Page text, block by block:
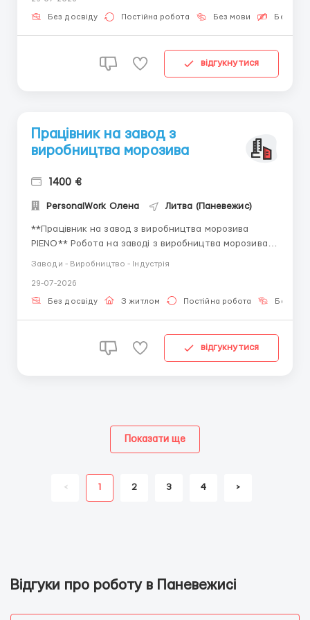
год — денна зміна • 6 €/год — нічна зміна На місяць:
220–240 годин Графік роботи: • Денна...
Без досвіду Постійна робота Без мови
відгукнутися
Працівник на завод з
виробництва морозива
1400 €
PersonalWork Олена Литва (Паневежис)
**Працівник на завод з виробництва морозива
PIENO** Робота на заводі з виробництва морозива
та інших молочних продуктів PIENO. **КОРОТКО ПРО
📈 Робота по 12 год, 4/4 дні на тиждень; 👬 Для жінок
до 55 років; 📜 литовський захист, біо (на момент
Заводи - Виробництво - Індустрія
29-07-2026
Без досвіду З житлом Постійна робота Без
відгукнутися
< 1 2 3 4 >
Показати ще
Відгуки про роботу в Паневежисі